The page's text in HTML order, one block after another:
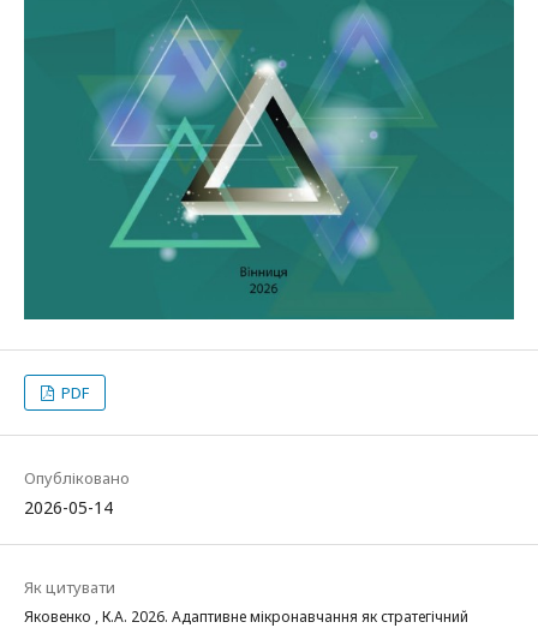
PDF
Опубліковано
2026-05-14
Як цитувати
Яковенко , К.А. 2026. Адаптивне мікронавчання як стратегічний